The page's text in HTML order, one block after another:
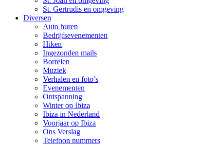
St. Gertrudis en omgeving
Diversen
Auto huren
Bedrijfsevenementen
Hiken
Ingezonden mails
Borrelen
Muziek
Verhalen en foto’s
Evenementen
Ontspanning
Winter op Ibiza
Ibiza in Nederland
Voorjaar op Ibiza
Ons Verslag
Telefoon nummers